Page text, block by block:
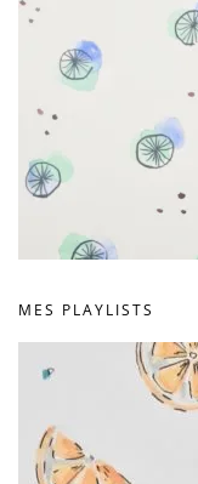
MES PLAYLISTS